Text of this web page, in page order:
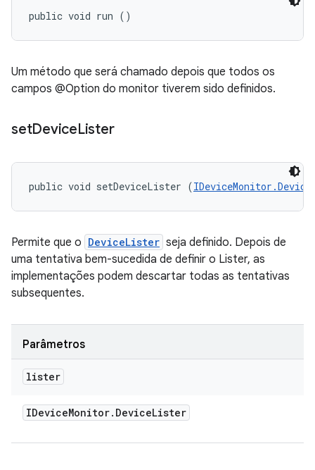
public void run ()
Um método que será chamado depois que todos os
campos @Option do monitor tiverem sido definidos.
setDeviceLister
public void setDeviceLister (
Permite que o DeviceLister seja definido. Depois de
uma tentativa bem-sucedida de definir o Lister, as
implementações podem descartar todas as tentativas
subsequentes.
Parâmetros
lister
IDeviceMonitor. DeviceLister